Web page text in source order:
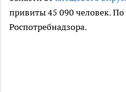
привиты 45 090 человек.
Роспотребнадзора.